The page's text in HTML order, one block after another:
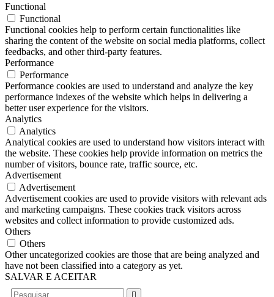
Functional
Functional
Functional cookies help to perform certain functionalities like
sharing the content of the website on social media platforms, collect
feedbacks, and other third-party features.
Performance
Performance
Performance cookies are used to understand and analyze the key
performance indexes of the website which helps in delivering a
better user experience for the visitors.
Analytics
Analytics
Analytical cookies are used to understand how visitors interact with
the website. These cookies help provide information on metrics the
number of visitors, bounce rate, traffic source, etc.
Advertisement
Advertisement
Advertisement cookies are used to provide visitors with relevant ads
and marketing campaigns. These cookies track visitors across
websites and collect information to provide customized ads.
Others
Others
Other uncategorized cookies are those that are being analyzed and
have not been classified into a category as yet.
SALVAR E ACEITAR